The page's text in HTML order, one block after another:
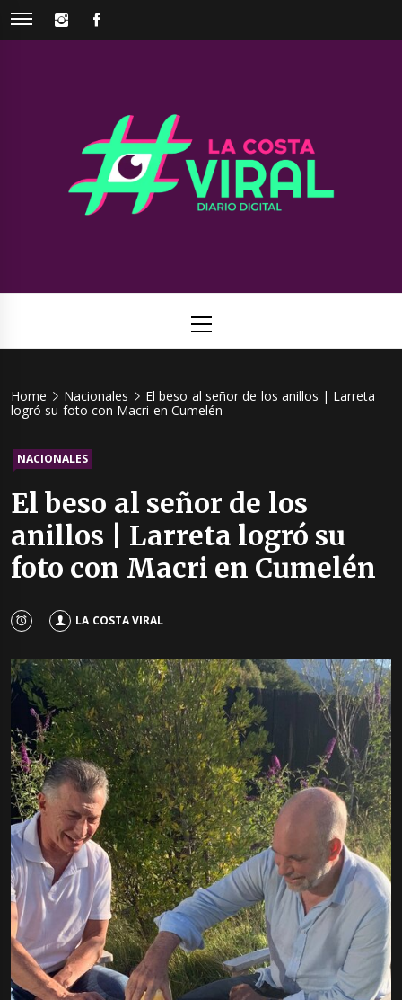
Skip
INSTAGRAM
Viral
Menu
Home Nacionales
El beso al señor de los anillos | Larreta
logró su foto con Macri en Cumelén
NACIONALES
El beso al señor de los
anillos | Larreta logró su
foto con Macri en Cumelén
LA COSTA VIRAL